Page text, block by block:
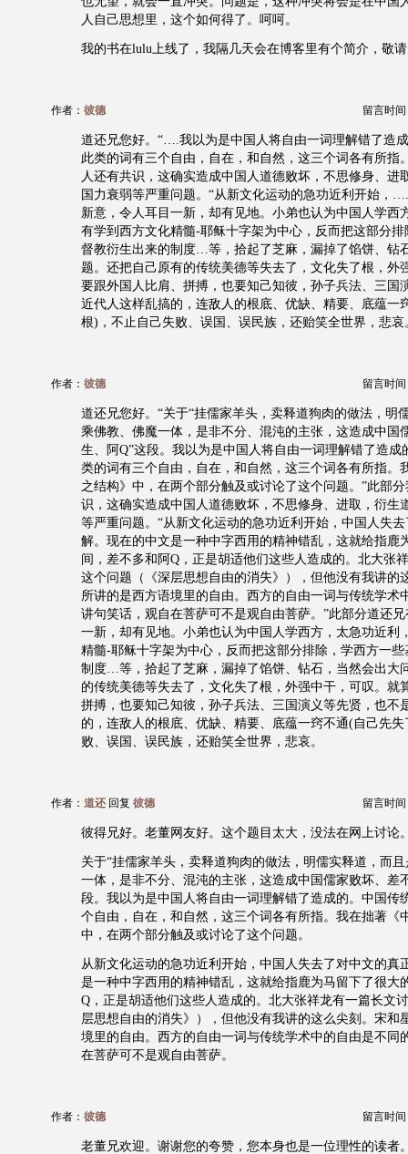
人自己思想里，这个如何得了。呵呵。
我的书在lulu上线了，我隔几天会在博客里有个简介，敬
作者： 彼德 留言时间
道还兄您好。“….我以为是中国人将自由一词理解错了造
此类的词有三个自由，自在，和自然，这三个词各有所指
人还有共识，这确实造成中国人道德败坏，不思修身、进
国力衰弱等严重问题。“从新文化运动的急功近利开始，
新意，令人耳目一新，却有见地。小弟也认为中国人学西
有学到西方文化精髓-耶稣十字架为中心，反而把这部分
督教衍生出来的制度…等，拾起了芝麻，漏掉了馅饼、钻
题。还把自己原有的传统美德等失去了，文化失了根，外
要跟外国人比肩、拼搏，也要知己知彼，孙子兵法、三国
近代人这样乱搞的，连敌人的根底、优缺、精要、底蕴一
根)，不止自己失败、误国、误民族，还贻笑全世界，悲哀
作者： 彼德 留言时间
道还兄您好。“关于“挂儒家羊头，卖释道狗肉的做法，明
乘佛教、佛魔一体，是非不分、混沌的主张，这造成中国
生、阿Q”这段。我以为是中国人将自由一词理解错了造成
类的词有三个自由，自在，和自然，这三个词各有所指。
之结构》中，在两个部分触及或讨论了这个问题。”此部
识，这确实造成中国人道德败坏，不思修身、进取，衍生
等严重问题。“从新文化运动的急功近利开始，中国人失
解。现在的中文是一种中字西用的精神错乱，这就给指鹿
间，差不多和阿Q，正是胡适他们这些人造成的。北大张
这个问题（《深层思想自由的消失》），但他没有我讲的
所讲的是西方语境里的自由。西方的自由一词与传统学术
讲句笑话，观自在菩萨可不是观自由菩萨。”此部分道还
一新，却有见地。小弟也认为中国人学西方，太急功近利
精髓-耶稣十字架为中心，反而把这部分排除，学西方一
制度…等，拾起了芝麻，漏掉了馅饼、钻石，当然会出大
的传统美德等失去了，文化失了根，外强中干，可叹。就
拼搏，也要知己知彼，孙子兵法、三国演义等先贤，也不
的，连敌人的根底、优缺、精要、底蕴一窍不通(自己先
败、误国、误民族，还贻笑全世界，悲哀。
作者： 道还 回复 彼德 留言时间
彼得兄好。老董网友好。这个题目太大，没法在网上讨论
关于“挂儒家羊头，卖释道狗肉的做法，明儒实释道，而
一体，是非不分、混沌的主张，这造成中国儒家败坏、差
段。我以为是中国人将自由一词理解错了造成的。中国传
个自由，自在，和自然，这三个词各有所指。我在拙著《
中，在两个部分触及或讨论了这个问题。
从新文化运动的急功近利开始，中国人失去了对中文的真
是一种中字西用的精神错乱，这就给指鹿为马留下了很大
Q，正是胡适他们这些人造成的。北大张祥龙有一篇长文
层思想自由的消失》），但他没有我讲的这么尖刻。宋和
境里的自由。西方的自由一词与传统学术中的自由是不同
在菩萨可不是观自由菩萨。
作者： 彼德 留言时间
老董兄欢迎。谢谢您的夸赞，您本身也是一位理性的读者